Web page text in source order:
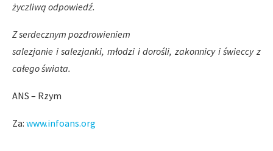
życzliwą odpowiedź.
Z serdecznym pozdrowieniem
salezjanie i salezjanki, młodzi i dorośli, zakonnicy i świeccy z
całego świata.
ANS – Rzym
Za: www.infoans.org